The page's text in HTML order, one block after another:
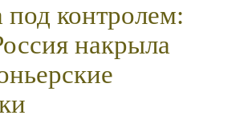
под контролем:
накрыла